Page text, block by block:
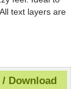
text layers are
Download